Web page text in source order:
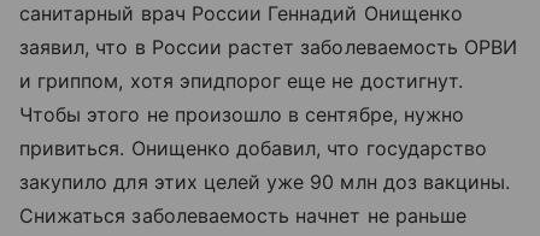
санитарный врач России Геннадий Онищенко
заявил, что в России растет заболеваемость ОРВИ
и гриппом, хотя эпидпорог еще не достигнут.
Чтобы этого не произошло в сентябре, нужно
привиться. Онищенко добавил, что государство
закупило для этих целей уже 90 млн доз вакцины.
Снижаться заболеваемость начнет не раньше